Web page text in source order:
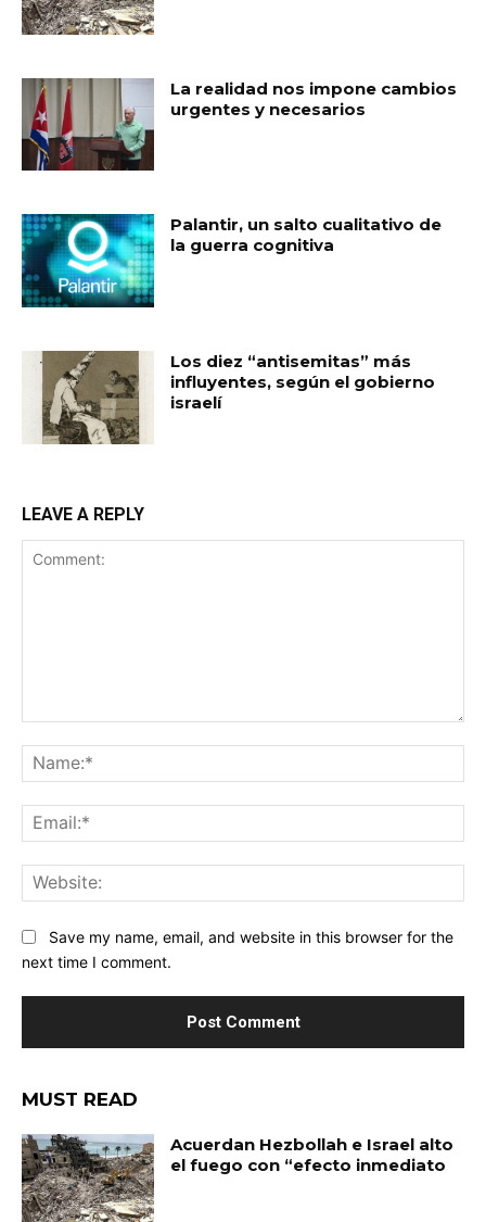
La realidad nos impone cambios
urgentes y necesarios
Palantir, un salto cualitativo de
la guerra cognitiva
Los diez “antisemitas” más
influyentes, según el gobierno
israelí
LEAVE A REPLY
Save my name, email, and website in this browser for the
next time I comment.
MUST READ
Acuerdan Hezbollah e Israel alto
el fuego con “efecto inmediato